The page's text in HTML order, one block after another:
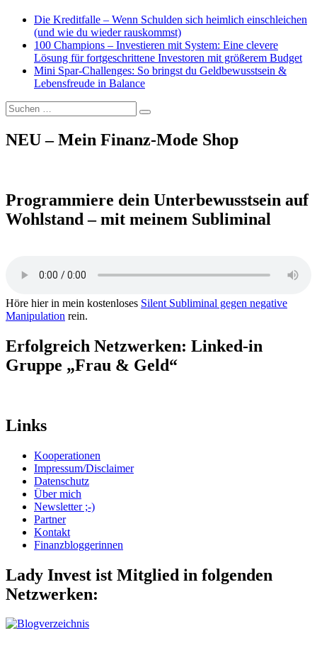
Die Kreditfalle – Wenn Schulden sich heimlich einschleichen
(und wie du wieder rauskommst)
100 Champions – Investieren mit System: Eine clevere
Lösung für fortgeschrittene Investoren mit größerem Budget
Mini Spar-Challenges: So bringst du Geldbewusstsein &
Lebensfreude in Balance
Suchen
nach:
Suchen
NEU – Mein Finanz-Mode Shop
Programmiere dein Unterbewusstsein auf
Wohlstand – mit meinem Subliminal
Höre hier in mein kostenloses Silent Subliminal gegen negative
Manipulation rein.
Erfolgreich Netzwerken: Linked-in
Gruppe „Frau & Geld“
Links
Kooperationen
Impressum/Disclaimer
Datenschutz
Über mich
Newsletter ;-)
Partner
Kontakt
Finanzbloggerinnen
Lady Invest ist Mitglied in folgenden
Netzwerken: